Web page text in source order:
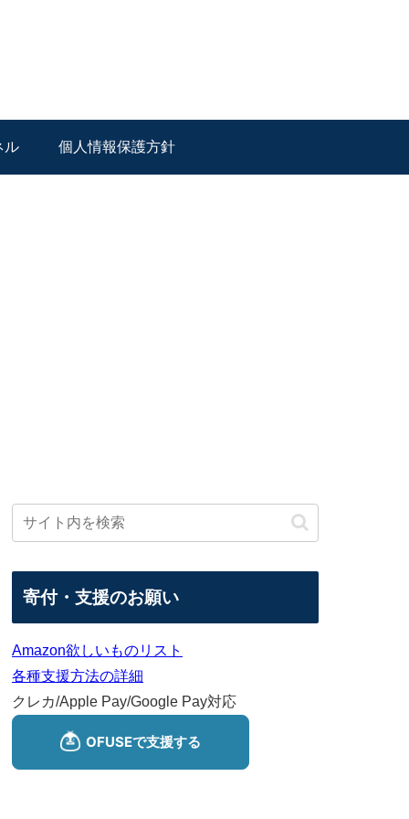
ル 個人情報保護方針
寄付・支援のお願い
Amazon欲しいものリスト
各種支援方法の詳細
クレカ/Apple Pay/Google Pay対応